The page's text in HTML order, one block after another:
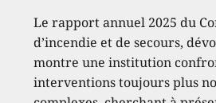
Le rapport annuel 2025 du
d’incendie et de secours,
montre une institution
interventions toujours plus